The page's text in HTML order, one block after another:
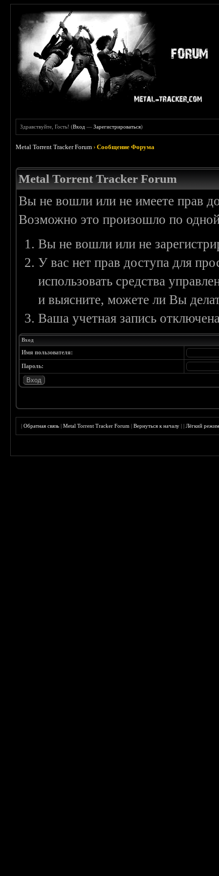
Здравствуйте, Гость! (Вход —Зарегистрироваться)
Metal Torrent Tracker Forum ›Сообщение Форума
Metal Torrent Tracker Forum
Вы не вошли или не имеете прав
Возможно это произошло по
Вы не вошли или не
У вас нет прав доступа для
использовать средства
и выясните, можете ли Вы
Ваша учетная запись
Вход
Имя пользователя:
Пароль:
|Обратная связь |Metal Torrent Tracker Forum |Вернуться к началу ||Лёгкий